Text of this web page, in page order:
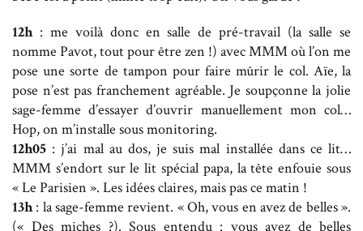
12h: me voilà donc en salle de pré-travail (la salle se
nomme Pavot, tout pour être zen !) avec MMM où l’on me
pose une sorte de tampon pour faire mûrir le col. Aïe, la
pose n’est pas franchement agréable. Je soupçonne la jolie
sage-femme d’essayer d’ouvrir manuellement mon col…
Hop, on m’installe sous monitoring.
12h05 : j’ai mal au dos, je suis mal installée dans ce lit…
MMM s’endort sur le lit spécial papa, la tête enfouie sous
« Le Parisien ». Les idées claires, mais pas ce matin !
13h: la sage-femme revient. « Oh, vous en avez de belles ».
(« Des miches ?). Sous entendu : vous avez de belles